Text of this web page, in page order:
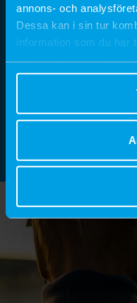
annons- och
Dessa kan i sin tur
information som du har
närsomhelst ändra ditt